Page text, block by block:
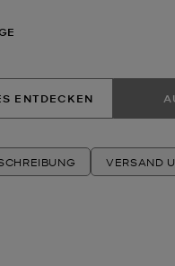
ENTDECKEN
VERSAND